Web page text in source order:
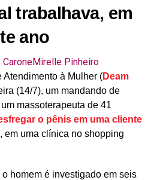
trabalhava, em
ano
Mirelle Pinheiro
à Mulher (Deam
(14/7), um mandando de
massoterapeuta de 41
o pênis em uma cliente
, em uma clínica no shopping
homem é investigado em seis